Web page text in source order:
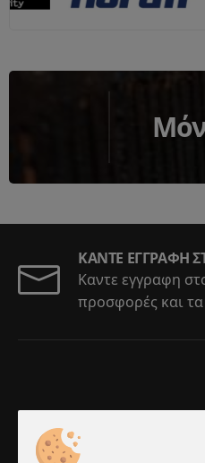
ΚΆΝΤΕ ΕΓΓΡΑΦΉ
Καντε εγγραφη
προσφορές και